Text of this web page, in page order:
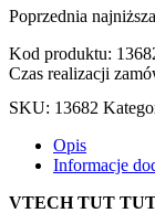
Poprzednia
Kod produktu:
Czas realizacji
SKU: 13682
Opis
Informacje
VTECH TUT